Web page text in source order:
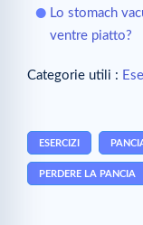
Lo stomach
ventre piatto?
Categorie utili :
ESERCIZI
PERDERE LA PANCIA